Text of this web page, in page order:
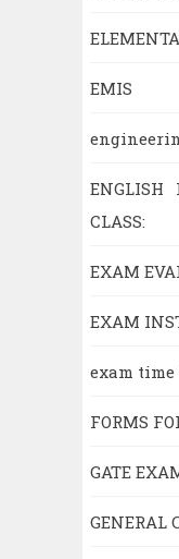
EMIS
ENGLISH
CLASS:
EXAM
EXAM
exam time
FORMS
GATE
GENERAL